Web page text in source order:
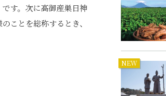
す。次に高御産巣日神
ことを総称するとき、
NEW